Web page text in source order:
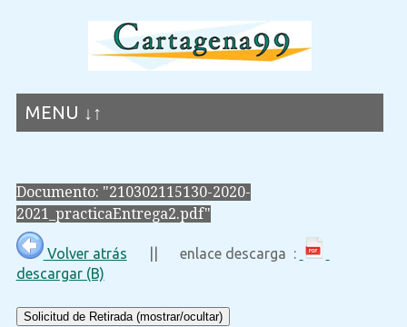
MENU ↓↑
Documento: "210302115130-2020-
2021_practicaEntrega2.pdf"
Volver atrás || enlace descarga :
descargar (B)
Solicitud de Retirada (mostrar/ocultar)